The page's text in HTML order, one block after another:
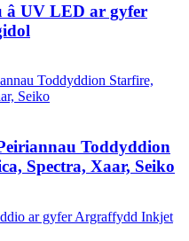
â UV LED ar gyfer
Toddyddion
Spectra, Xaar, Seiko